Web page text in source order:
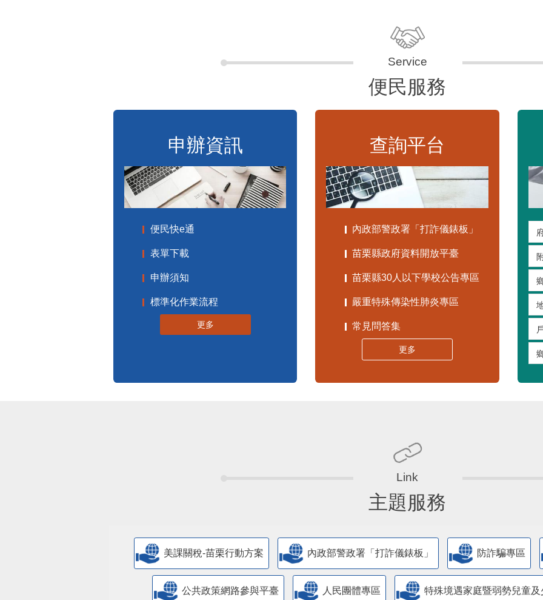
便民服務
申辦資訊
便民快e通
表單下載
申辦須知
標準化作業流程
更多
查詢平台
內政部警政署「打詐儀錶板」
苗栗縣政府資料開放平臺
苗栗縣30人以下學校公告專區
嚴重特殊傳染性肺炎專區
常見問答集
更多
主題服務
美課關稅-苗栗行動方案 內政部警政署「打詐儀錶板」 防詐騙專區
公共政策網路參與平臺 人民團體專區 特殊境遇家庭暨弱勢兒童